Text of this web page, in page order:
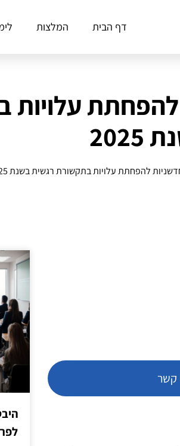
דף הבית המלצות
עלויות
להפחתת עלויות בתקשורת רגשית בשנת 2025
קשר